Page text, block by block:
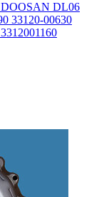
DOOSAN DL06
33120-00630